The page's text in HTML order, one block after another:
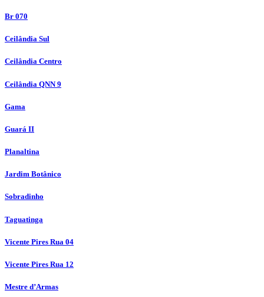
Br 070
Ceilândia Sul
Ceilândia Centro
Ceilândia QNN 9
Gama
Guará II
Planaltina
Jardim Botânico
Sobradinho
Taguatinga
Vicente Pires Rua 04
Vicente Pires Rua 12
Mestre d’Armas